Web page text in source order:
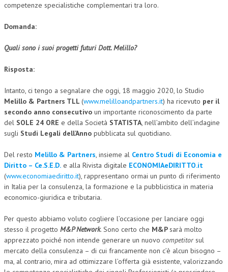
competenze specialistiche complementari tra loro.
Domanda:
Quali sono i suoi progetti futuri Dott. Melillo?
Risposta:
Intanto, ci tengo a segnalare che oggi, 18 maggio 2020, lo Studio
Melillo & Partners TLL (www.melilloandpartners.it) ha ricevuto per il
secondo anno consecutivo un importante riconoscimento da parte
del SOLE 24 ORE e della Società STATISTA, nell’ambito dell’indagine
sugli Studi Legali dell’Anno pubblicata sul quotidiano.
Del resto Melillo & Partners, insieme al Centro Studi di Economia e
Diritto – Ce.S.E.D. e alla Rivista digitale ECONOMIAeDIRITTO.it
(www.economiaediritto.it), rappresentano ormai un punto di riferimento
in Italia per la consulenza, la formazione e la pubblicistica in materia
economico-giuridica e tributaria.
Per questo abbiamo voluto cogliere l’occasione per lanciare oggi
stesso il progetto M&P Network. Sono certo che M&Psarà molto
apprezzato poiché non intende generare un nuovo competitorsul
mercato della consulenza – di cui francamente non c’è alcun bisogno –
ma, al contrario, mira ad ottimizzare l’offerta già esistente, valorizzando